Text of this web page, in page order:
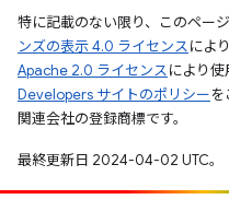
特に記載のない限り、このペー
ンズの表示 4.0 ライセンスによ
Apache 2.0 ライセンスにより使
Developers サイトのポリシー
関連会社の登録商標です。
最終更新日 2024-04-02 UTC。